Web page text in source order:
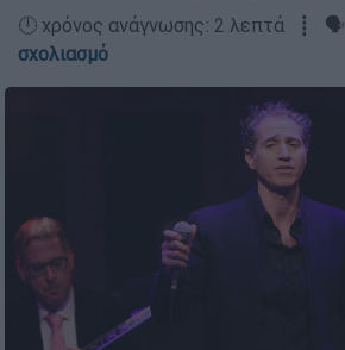
🕛 χρόνος ανάγνωσης: 2 λεπτά ┋ 🗣️
σχολιασμό